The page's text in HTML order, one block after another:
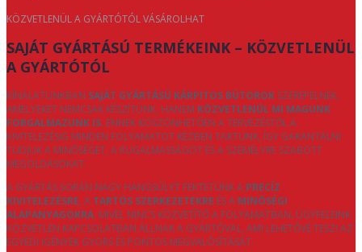
KÖZVETLENÜL A GYÁRTÓTÓL VÁSÁROLHAT
SAJÁT GYÁRTÁSÚ TERMÉKEINK – KÖZVETLENÜL
A GYÁRTÓTÓL
KÍNÁLATUNKBAN SAJÁT GYÁRTÁSÚ KÁRPITOS BÚTOROK SZEREPELNEK,
AMELYEKET NEMCSAK KÉSZÍTÜNK, HANEM KÖZVETLENÜL MI MAGUNK
FORGALMAZUNK IS. ENNEK KÖSZÖNHETŐEN A TERVEZÉSTŐL A
KIVITELEZÉSIG MINDEN FOLYAMATOT KÉZBEN TARTUNK, ÍGY GARANTÁLNI
TUDJUK A MINŐSÉGET, A RUGALMASSÁGOT ÉS A SZEMÉLYRE SZABOTT
MEGOLDÁSOKAT.
A GYÁRTÁS SORÁN NAGY HANGSÚLYT FEKTETÜNK A PRECÍZ
KIVITELEZÉSRE, A TARTÓS SZERKEZETEKRE ÉS A MINŐSÉGI
ALAPANYAGOKRA. MIVEL NINCS KÖZVETÍTŐ A FOLYAMATBAN, ÜGYFELEINK
KÖZVETLEN KAPCSOLATBAN ÁLLNAK A GYÁRTÓVAL, AMI LEHETŐVÉ TESZI AZ
EGYEDI IGÉNYEK GYORS ÉS PONTOS MEGVALÓSÍTÁSÁT.